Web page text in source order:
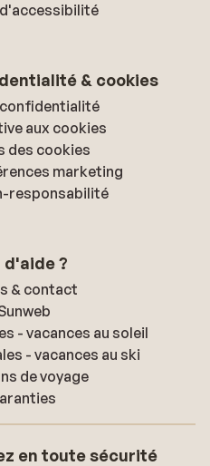
& cookies
aux cookies
des cookies
marketing
responsabilité
d'aide ?
& contact
- vacances au soleil
- vacances au ski
de voyage
en toute sécurité